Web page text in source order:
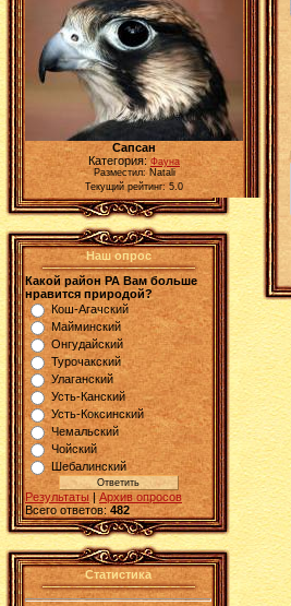
Сапсан
Категория:Фауна
Разместил: Natali
Текущий рейтинг: 5.0
Наш опрос
Какой район РА Вам больше
нравится природой?
Кош-Агачский
Майминский
Онгудайский
Турочакский
Улаганский
Усть-Канский
Усть-Коксинский
Чемальский
Чойский
Шебалинский
Результаты |Архив опросов
Всего ответов: 482
Статистика